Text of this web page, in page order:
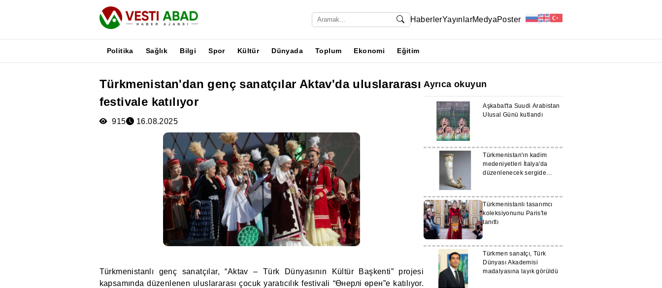
HaberlerYayınlarMedyaPoster
Politika Sağlık Bilgi Spor Kültür Dünyada Toplum Ekonomi Eğitim
Türkmenistan'dan genç sanatçılar Aktav'da uluslararası
festivale katılıyor
915 16.08.2025
Türkmenistanlı genç sanatçılar, “Aktav – Türk Dünyasının Kültür Başkenti” projesi
kapsamında düzenlenen uluslararası çocuk yaratıcılık festivali “Өнерлі өрен”e katılıyor.
Ayrıca okuyun
Aşkabat'ta Suudi Arabistan
Ulusal Günü kutlandı
Türkmenistan'ın kadim
medeniyetleri İtalya'da
düzenlenecek sergide
Türkmenistanlı tasarımcı
koleksiyonunu Paris'te
tanıttı
Türkmen sanatçı, Türk
Dünyası Akademisi
madalyasına layık görüldü